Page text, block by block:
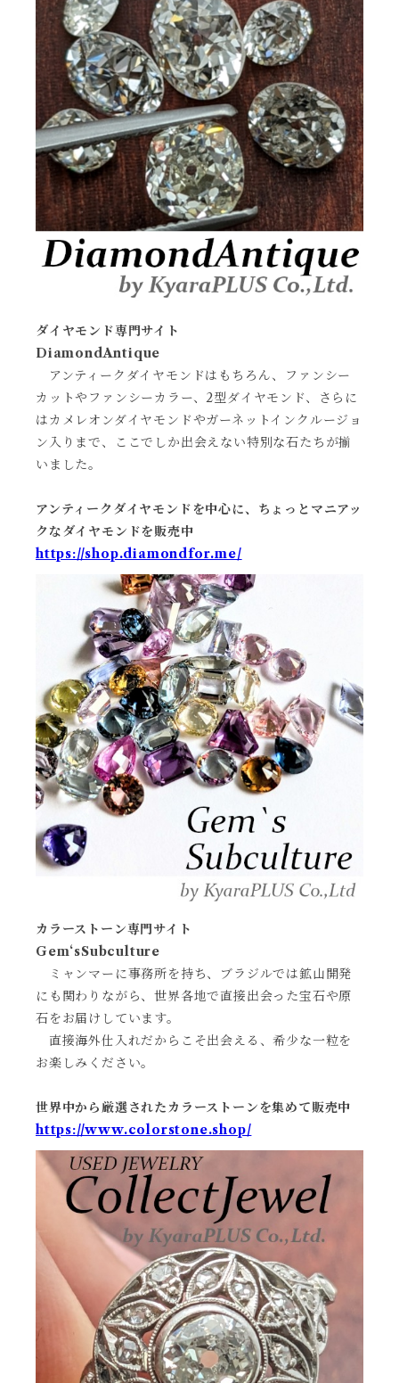
ダイヤモンド専門サイト
DiamondAntique
アンティークダイヤモンドはもちろん、ファンシー
カットやファンシーカラー、2型ダイヤモンド、さらに
はカメレオンダイヤモンドやガーネットインクルージョ
ン入りまで、ここでしか出会えない特別な石たちが揃
いました。
アンティークダイヤモンドを中心に、ちょっとマニアッ
クなダイヤモンドを販売中
https://shop.diamondfor.me/
カラーストーン専門サイト
Gem‘sSubculture
ミャンマーに事務所を持ち、ブラジルでは鉱山開発
にも関わりながら、世界各地で直接出会った宝石や原
石をお届けしています。
直接海外仕入れだからこそ出会える、希少な一粒を
お楽しみください。
世界中から厳選されたカラーストーンを集めて販売中
https://www.colorstone.shop/